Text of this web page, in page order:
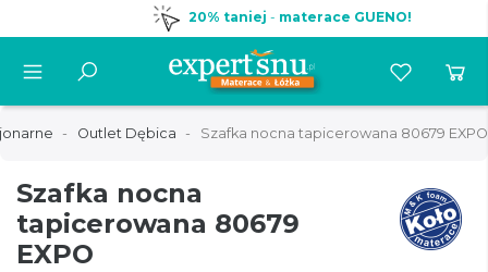
20% taniej-materace GUENO!
Outlet Dębica Szafka nocna tapicerowana 80679 EXPO
Szafka nocna
tapicerowana 80679
EXPO